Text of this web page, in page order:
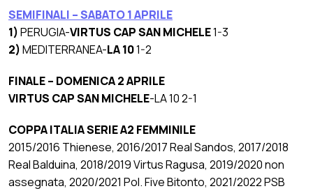
SEMIFINALI – SABATO 1 APRILE
1)PERUGIA-VIRTUS CAP SAN MICHELE1-3
2)MEDITERRANEA-LA 101-2
FINALE – DOMENICA 2 APRILE
VIRTUS CAP SAN MICHELE-LA 10 2-1
COPPA ITALIA SERIE A2 FEMMINILE
2015/2016 Thienese, 2016/2017 Real Sandos, 2017/2018
Real Balduina, 2018/2019 Virtus Ragusa, 2019/2020 non
assegnata, 2020/2021 Pol. Five Bitonto, 2021/2022 PSB